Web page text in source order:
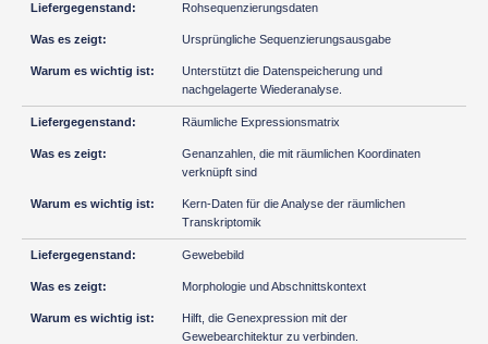
Rohsequenzierungsdaten
Ursprüngliche Sequenzierungsausgabe
Unterstützt die Datenspeicherung und
nachgelagerte Wiederanalyse.
Räumliche Expressionsmatrix
Genanzahlen, die mit räumlichen Koordinaten
verknüpft sind
Kern-Daten für die Analyse der räumlichen
Transkriptomik
Gewebebild
Morphologie und Abschnittskontext
Hilft, die Genexpression mit der
Gewebearchitektur zu verbinden.